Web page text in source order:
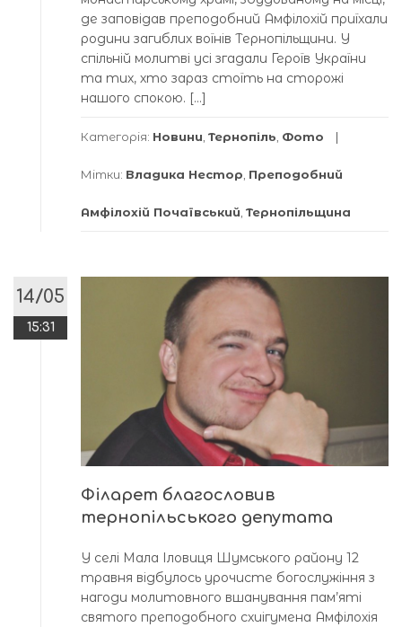
де заповідав преподобний Амфілохій приїхали
родини загиблих воїнів Тернопільщини. У
спільній молитві усі згадали Героїв України
та тих, хто зараз стоїть на сторожі
нашого спокою. […]
Категорія: Новини, Тернопіль, Фото
Мітки: Владика Нестор, Преподобний
Амфілохій Почаївський, Тернопільщина
14/05
15:31
Філарет благословив
тернопільського депутата
У селі Мала Іловиця Шумського району 12
травня відбулось урочисте богослужіння з
нагоди молитовного вшанування пам’яті
святого преподобного схиігумена Амфілохія